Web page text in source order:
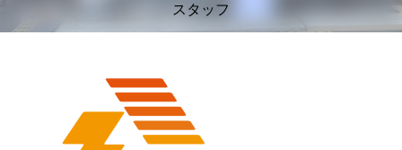
スタッフ